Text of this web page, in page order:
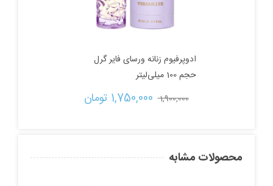
ادوپرفیوم زنانه ورسای فایر گرل
حجم 100 میلی‌لیتر
1,900,000 قیمت
1,750,000 تومان
محصولات مشابه